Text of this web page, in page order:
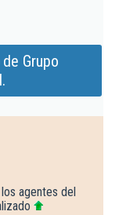
Grupo
agentes del